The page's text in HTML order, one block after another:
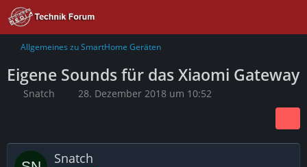
Allgemeines zu SmartHome Geräten
Eigene Sounds für das Xiaomi Gateway
Snatch 28. Dezember 2018 um 10:52
Snatch